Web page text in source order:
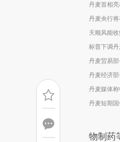
丹麦首相
丹麦央行
天顺风能
标普下调
丹麦贸易
丹麦经济
丹麦媒体
丹麦短期
物制药